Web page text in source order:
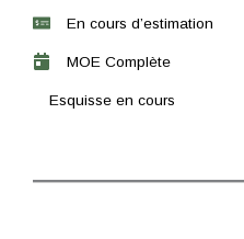
En cours d’estimation
MOE Complète
Esquisse en cours